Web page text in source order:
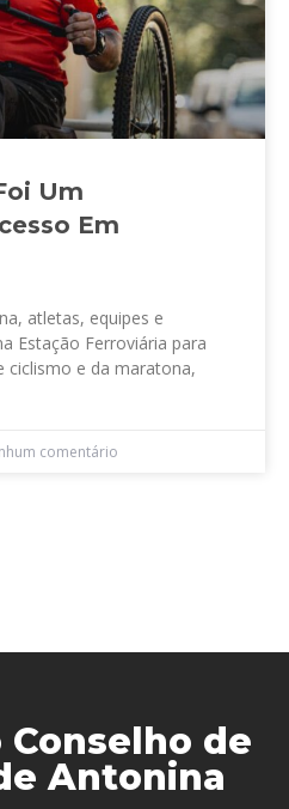
Um
Em
atletas, equipes e
Estação Ferroviária para
ciclismo e da maratona,
comentário
Conselho de
Antonina